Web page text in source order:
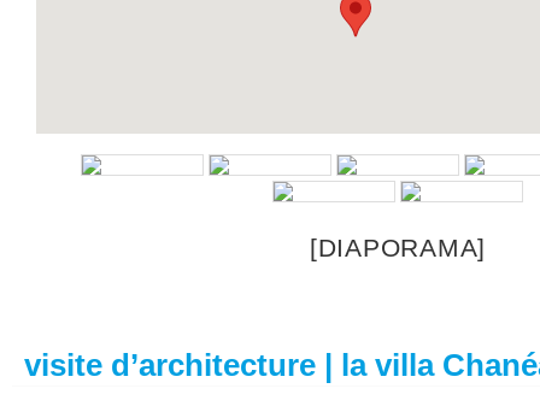
[DIAPORAMA]
visite d’architecture | la villa